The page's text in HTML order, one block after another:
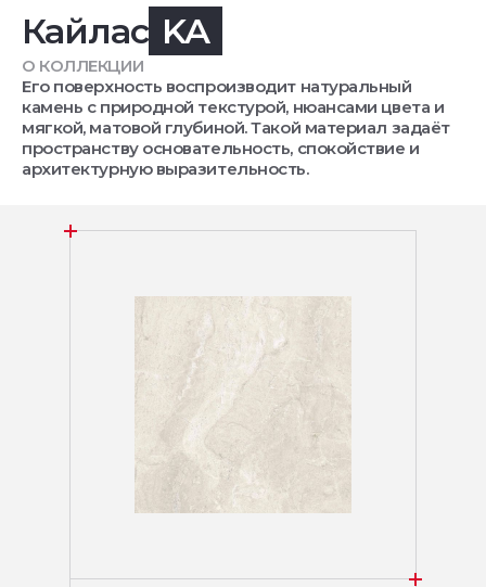
Кайлас KA
О КОЛЛЕКЦИИ
Его поверхность воспроизводит натуральный
камень с природной текстурой, нюансами цвета и
мягкой, матовой глубиной. Такой материал задаёт
пространству основательность, спокойствие и
архитектурную выразительность.